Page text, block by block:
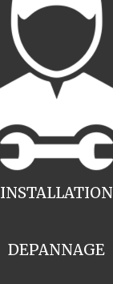
INSTALLATION
DEPANNAGE